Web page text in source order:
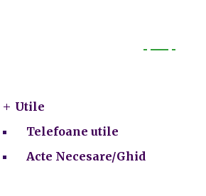
Utile
Telefoane utile
Acte Necesare/Ghid